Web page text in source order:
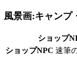
風景画:キャンプ
ショップ
ショップNPC 速筆